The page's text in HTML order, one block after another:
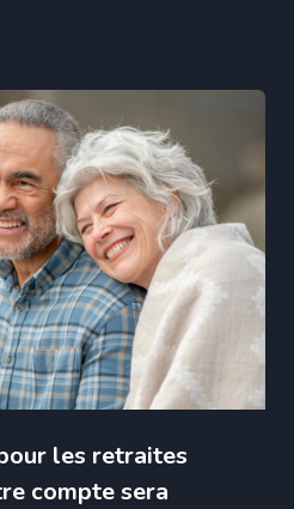
les retraites
compte sera